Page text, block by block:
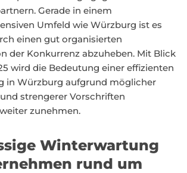
Gerade in einem
Umfeld wie Würzburg ist es
einen gut organisierten
der Konkurrenz abzuheben. Mit Blick
wird die Bedeutung einer effizienten
in Würzburg aufgrund möglicher
strengerer Vorschriften
zunehmen.
Winterwartung
rund um